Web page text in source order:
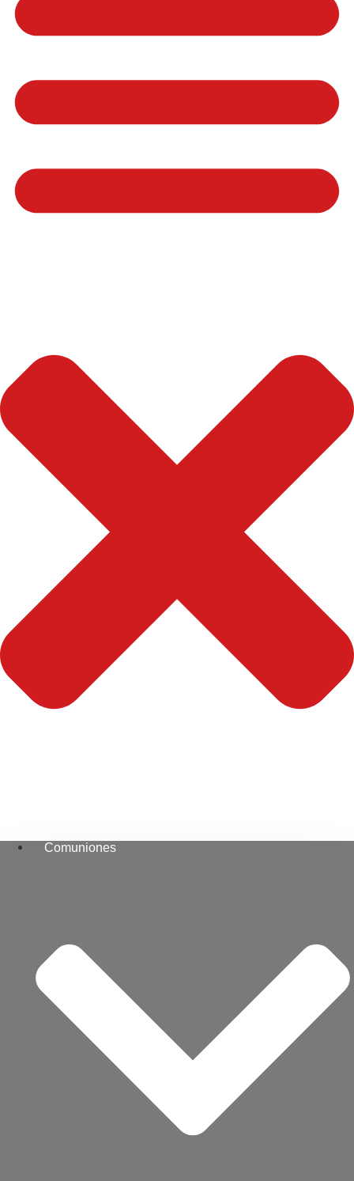
Comuniones